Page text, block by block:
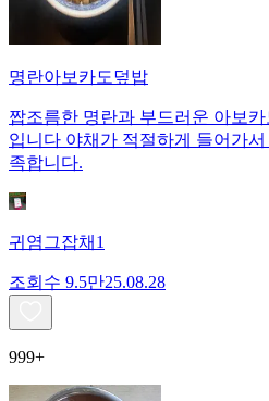
명란아보카도덮밥
짭조름한 명란과 부드러운 아보
입니다 야채가 적절하게 들어가
족합니다.
귀염그잡채1
조회수 9.5만25.08.28
999+